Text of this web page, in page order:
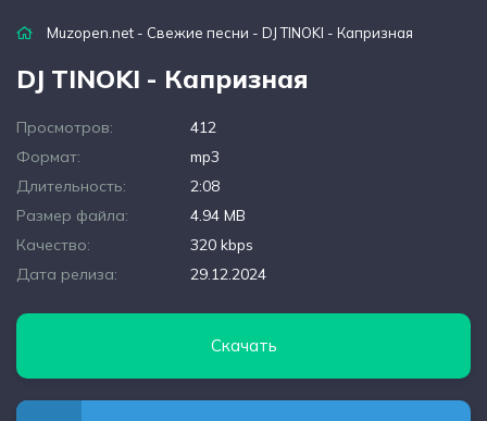
Muzopen.net - Свежие песни - DJ TINOKI - Капризная
DJ TINOKI - Капризная
Просмотров:
412
Формат:
mp3
Длительность:
2:08
Размер файла:
4.94 MB
Качество:
320 kbps
Дата релиза:
29.12.2024
Скачать